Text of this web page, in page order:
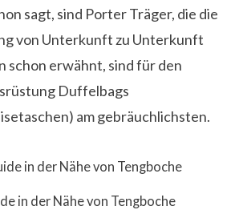
sagt, sind Porter Träger, die die
von Unterkunft zu Unterkunft
schon erwähnt, sind für den
Duffelbags
am gebräuchlichsten.
in der Nähe von Tengboche